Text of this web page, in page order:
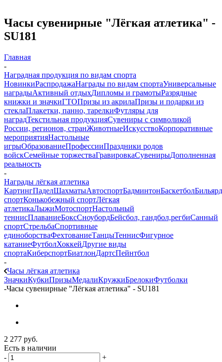
Часы сувенирные "Лёгкая атлетика" -
SU181
Главная
-
Наградная продукция по видам спорта
НовинкиРаспродажаНаграды по видам спортаУниверсальные
наградыАктивный отдыхДипломы и грамотыРазрядные
книжки и значкиГТОПризы из акрилаПризы и подарки из
стеклаПлакетки, панно, тарелкиФутляры для
наградТекстильная продукцияСувениры с символикой
России, регионов, странЖивотныеИскусствоКорпоративные
мероприятияНастольные
игрыОбразованиеПрофессииПраздники родов
войскСемейные торжестваГравировкаСувенирыДополненная
реальность
-
Награды лёгкая атлетика
КартингПаделШахматыАвтоспортБадминтонБаскетболБильярд
спортКонькобежный спортЛёгкая
атлетикаЛыжиМотоспортНастольный
теннисПлаваниеБоксСноубордБейсбол, гандбол,регбиСанный
спортСтрельбаСпортивные
единоборстваФехтованиеТанцыТеннисФигурное
катаниеФутболХоккейДругие виды
спортаКиберспортБиатлонДартсПейнтбол
-
Часы лёгкая атлетика
ЗначкиКубкиПризыМедалиКружкиБрелокиФутболки
-Часы сувенирные "Лёгкая атлетика" - SU181
2 277 руб.
Есть в наличии
-
+